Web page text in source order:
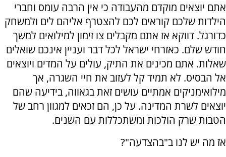
אתם יוצאים מוקדם מהעבודה כי אין הרבה עומס וחברי
הילדות שלכם קוראים לכם להצטרף אליהם לים ולמשחק
כדורגל. דווקא אז אתם מקבלים צו זימון למילואים למשך
חודש שלם. כאזרחי ישראל לכל דבר ועניין אינכם שואלים
שאלות. אתם מכינים את התיק, עולים על המדים ויוצאים
אל הבסיס. לא תמיד קל לעזוב את חיי השגרה, אך
מילואימניקים אמתיים עושים זאת בגאווה, בידיעה שהם
יוצאים לשרת המדינה. על כן, הם זכאים למגוון רחב של
הטבות שרק הולכות ומשתכללות עם השנים.
אז מה יש לנו ב"בהצדעה"?